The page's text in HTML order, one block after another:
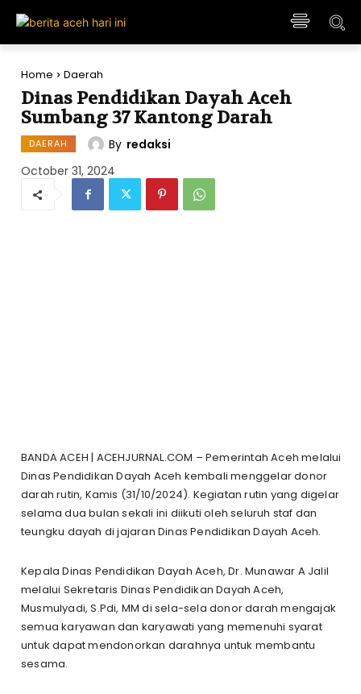
Home Daerah
Dinas Pendidikan Dayah Aceh
Sumbang 37 Kantong Darah
DAERAH By redaksi
October 31, 2024
BANDA ACEH | ACEHJURNAL.COM – Pemerintah Aceh melalui
Dinas Pendidikan Dayah Aceh kembali menggelar donor
darah rutin, Kamis (31/10/2024). Kegiatan rutin yang digelar
selama dua bulan sekali ini diikuti oleh seluruh staf dan
teungku dayah di jajaran Dinas Pendidikan Dayah Aceh.
Kepala Dinas Pendidikan Dayah Aceh, Dr. Munawar A Jalil
melalui Sekretaris Dinas Pendidikan Dayah Aceh,
Musmulyadi, S.Pdi, MM di sela-sela donor darah mengajak
semua karyawan dan karyawati yang memenuhi syarat
untuk dapat mendonorkan darahnya untuk membantu
sesama.